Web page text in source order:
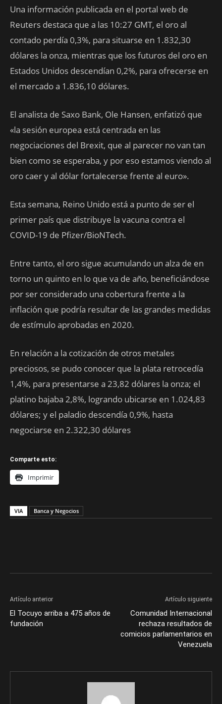
Una información publicada en el portal web de
Reuters destaca que a las 10:27 GMT, el oro al
contado perdía 0,3%, para situarse en 1.832,30
dólares la onza, mientras que los futuros del oro en
Estados Unidos descendían 0,2%, para ofrecerse en
el mercado a 1.836,10 dólares.
El analista de Saxo Bank, Ole Hansen, enfatizó que
«la sesión europea está centrada en las
negociaciones del Brexit, que al parecer no van tan
bien como se esperaba, y por eso estamos viendo al
oro caer y al dólar fortalecerse frente al euro».
Esta semana, Reino Unido está a punto de ser el
primer país que distribuye la vacuna contra el
COVID-19 de Pfizer/BioNTech.
Entre tanto, el oro sigue acumulando un alza de en
torno un quinto en lo que va de año, beneficiándose
por ser considerado una cobertura frente a la
inflación que podría resultar de las grandes medidas
de estímulo aprobadas en 2020.
En relación a la cotización de otros metales
preciosos, se pudo conocer que la plata retrocedía
1,4%, para presentarse a 23,82 dólares la onza; el
platino bajaba 2,8%, logrando ubicarse en 1.024,83
dólares; y el paladio descendía 0,9%, hasta
negociarse en 2.322,30 dólares
Comparte esto:
Imprimir
VIA Banca y Negocios
Artículo anterior
El Tocuyo arriba a 475 años de
fundación
Artículo siguiente
Comunidad Internacional
rechaza resultados de
comicios parlamentarios en
Venezuela